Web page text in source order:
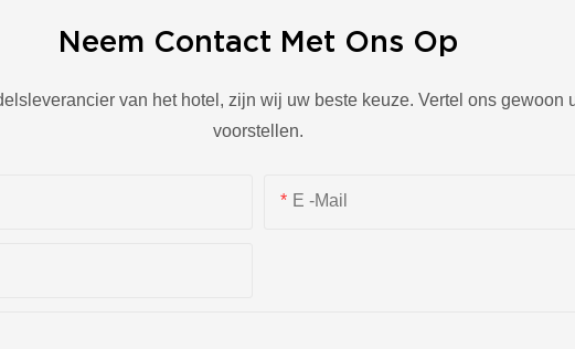
Neem Contact Met Ons Op
van het hotel, zijn wij uw beste keuze. Vertel ons
voorstellen.
E -mail